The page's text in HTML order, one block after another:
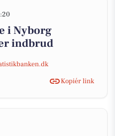
i Nyborg
indbrud
Kopiér link